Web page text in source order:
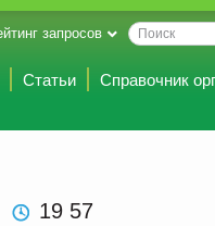
запросов
Статьи
Справочник
19 57